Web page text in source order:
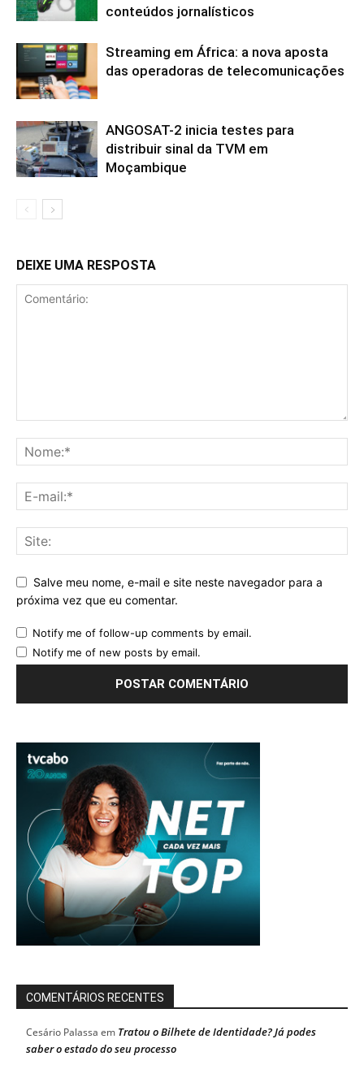
conteúdos jornalísticos
Streaming em África: a nova aposta
das operadoras de telecomunicações
ANGOSAT-2 inicia testes para
distribuir sinal da TVM em
Moçambique
DEIXE UMA RESPOSTA
Salve meu nome, e-mail e site neste navegador para a
próxima vez que eu comentar.
Notify me of follow-up comments by email.
Notify me of new posts by email.
COMENTÁRIOS RECENTES
Cesário Palassa em Tratou o Bilhete de Identidade? Já podes
saber o estado do seu processo